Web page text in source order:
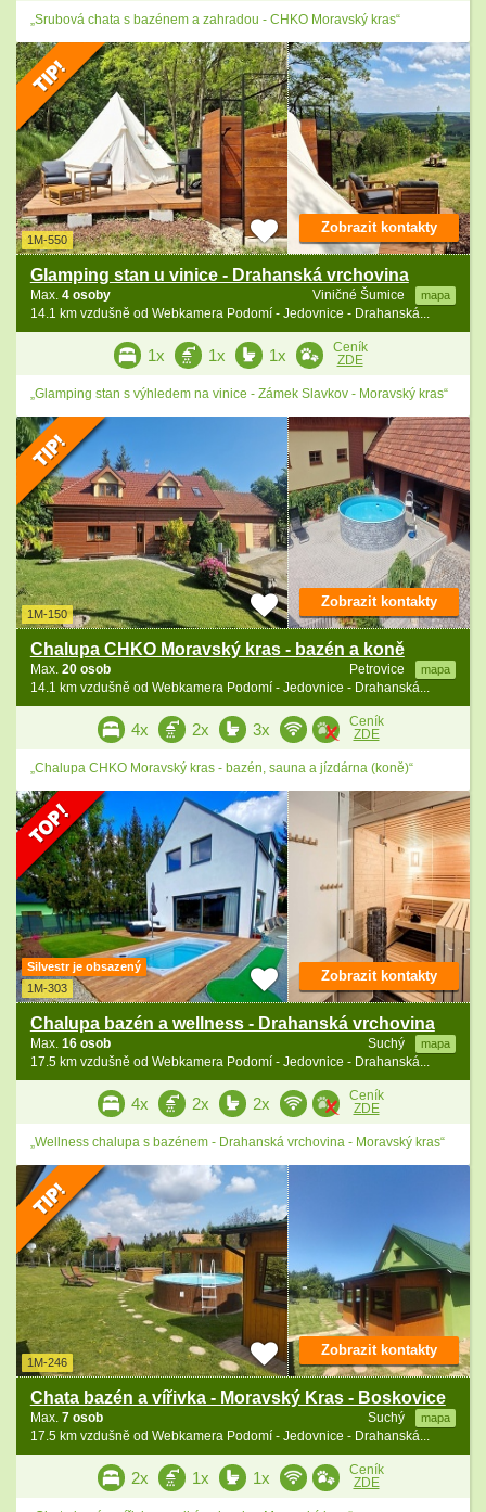
„Srubová chata s bazénem a zahradou - CHKO Moravský kras“
1M-550
Glamping stan u vinice - Drahanská vrchovina
Viničné Šumice mapa
Max. 4 osoby
14.1 km vzdušně od Webkamera Podomí - Jedovnice - Drahanská...
Zobrazit kontakty
1x 1x 1x
Ceník
ZDE
„Glamping stan s výhledem na vinice - Zámek Slavkov - Moravský kras“
1M-150
Chalupa CHKO Moravský kras - bazén a koně
Petrovice mapa
Max. 20 osob
14.1 km vzdušně od Webkamera Podomí - Jedovnice - Drahanská...
Zobrazit kontakty
4x 2x 3x
Ceník
ZDE
„Chalupa CHKO Moravský kras - bazén, sauna a jízdárna (koně)“
Silvestr je obsazený
1M-303
Chalupa bazén a wellness - Drahanská vrchovina
Suchý mapa
Max. 16 osob
17.5 km vzdušně od Webkamera Podomí - Jedovnice - Drahanská...
Zobrazit kontakty
4x 2x 2x
Ceník
ZDE
„Wellness chalupa s bazénem - Drahanská vrchovina - Moravský kras“
1M-246
Chata bazén a vířivka - Moravský Kras - Boskovice
Suchý mapa
Max. 7 osob
17.5 km vzdušně od Webkamera Podomí - Jedovnice - Drahanská...
Zobrazit kontakty
2x 1x 1x
Ceník
ZDE